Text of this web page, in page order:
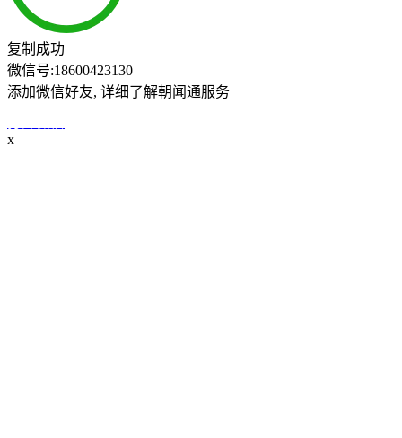
复制成功
微信号:18600423130
添加微信好友, 详细了解朝闻通服务
x